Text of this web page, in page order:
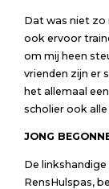
Dat was niet zo
ook ervoor
om mij heen
vrienden zijn er
het allemaal
scholier ook
JONG
De
RensHulspas,